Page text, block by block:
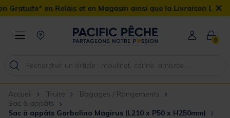
et en Magasin ainsi que la Livraison Domicile offerte dès
×
0
Accueil Truite
Bagages / Rangements
Sac à appâts
Sac à appâts Garbolino Magirus (L210 x P50 x H250mm)